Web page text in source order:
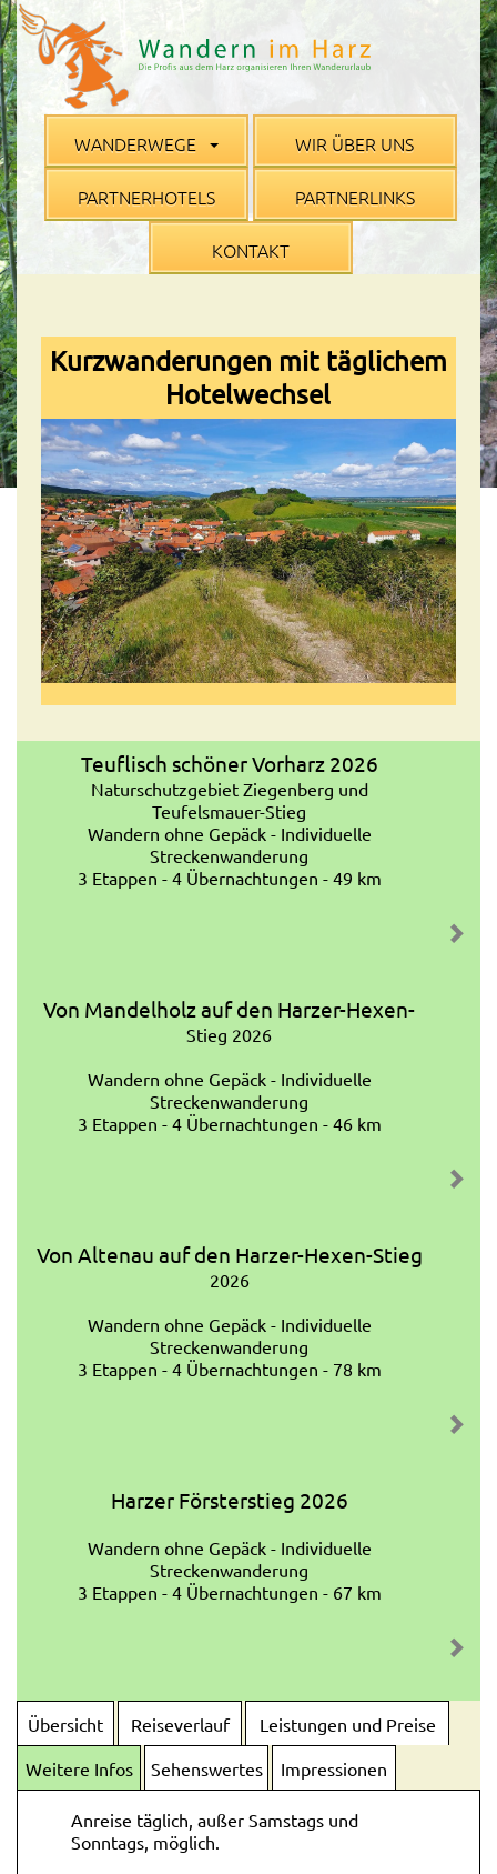
WANDERWEGE WIR ÜBER UNS
PARTNERHOTELS PARTNERLINKS
KONTAKT
Kurzwanderungen mit täglichem
Hotelwechsel
Teuflisch schöner Vorharz 2026
Naturschutzgebiet Ziegenberg und
Teufelsmauer-Stieg
Wandern ohne Gepäck - Individuelle
Streckenwanderung
3 Etappen - 4 Übernachtungen - 49 km
Von Mandelholz auf den Harzer-Hexen-
Stieg 2026
Wandern ohne Gepäck - Individuelle
Streckenwanderung
3 Etappen - 4 Übernachtungen - 46 km
Von Altenau auf den Harzer-Hexen-Stieg
2026
Wandern ohne Gepäck - Individuelle
Streckenwanderung
3 Etappen - 4 Übernachtungen - 78 km
Harzer Försterstieg 2026
Wandern ohne Gepäck - Individuelle
Streckenwanderung
3 Etappen - 4 Übernachtungen - 67 km
Übersicht Reiseverlauf
Leistungen und Preise
Weitere Infos
Sehenswertes Impressionen
Anreise täglich, außer Samstags und
Sonntags, möglich.